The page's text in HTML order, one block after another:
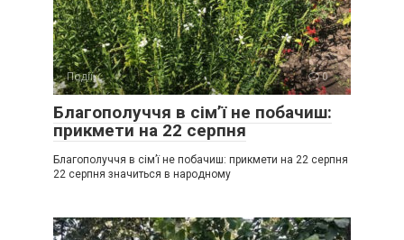
Події 0
Благополуччя в сім’ї не побачиш:
прикмети на 22 серпня
Благополуччя в сім’ї не побачиш: прикмети на 22 серпня
22 серпня значиться в народному